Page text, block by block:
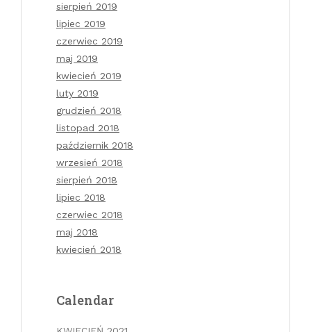
sierpień 2019
lipiec 2019
czerwiec 2019
maj 2019
kwiecień 2019
luty 2019
grudzień 2018
listopad 2018
październik 2018
wrzesień 2018
sierpień 2018
lipiec 2018
czerwiec 2018
maj 2018
kwiecień 2018
Calendar